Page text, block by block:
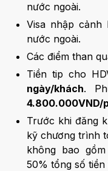
nước ngoài.
Visa nhập cảnh
nước ngoài.
Các điểm than
Tiền tip cho
ngày/khách.
4.800.000VND/
Trước khi đăng
kỹ chương trình
không bao
50% tổng số